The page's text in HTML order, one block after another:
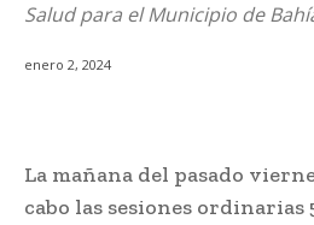
Salud para el Municipio de
enero 2, 2024
La mañana del pasado
cabo las sesiones ordinarias